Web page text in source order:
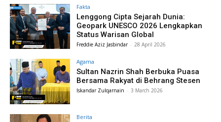
Fakta
Lenggong Cipta Sejarah Dunia:
Geopark UNESCO 2026 Lengkapkan
Status Warisan Global
Freddie Aziz Jasbindar - 28 April 2026
Agama
Sultan Nazrin Shah Berbuka Puasa
Bersama Rakyat di Behrang Stesen
Iskandar Zulqarnain - 3 March 2026
Berita